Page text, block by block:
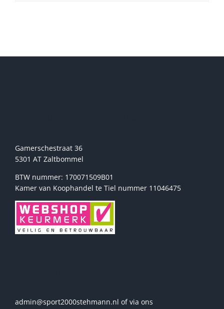
optie
Gamerschestraat 36
5301 AT Zaltbommel
BTW nummer: 170071509B01
Kamer van Koophandel te Tiel nummer 11046475
admin@sport2000stehmann.nl of via ons